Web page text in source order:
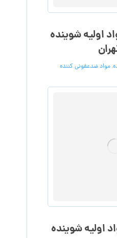
اولیه شوینده
,مواد ضدعفونی کننده
اولیه شوینده